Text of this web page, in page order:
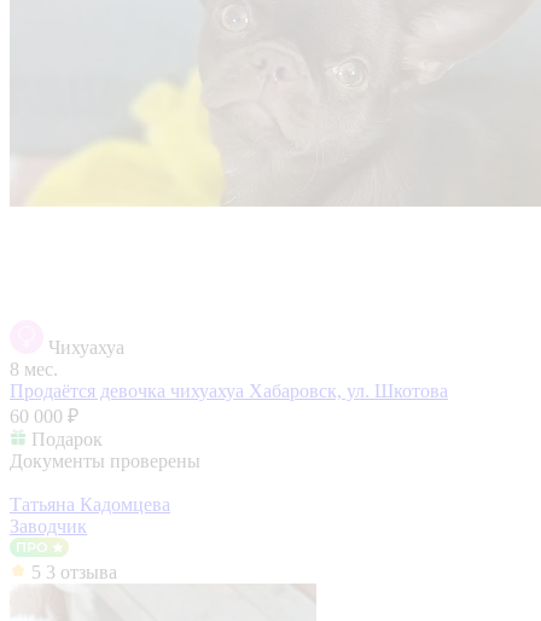
Чихуахуа
8 мес.
Продаётся девочка чихуахуа Хабаровск, ул. Шкотова
60 000 ₽
Подарок
Документы проверены
Татьяна Кадомцева
Заводчик
5 3 отзыва